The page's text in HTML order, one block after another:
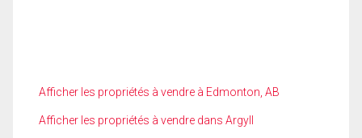
Afficher les propriétés à vendre à Edmonton, AB
Afficher les propriétés à vendre dans Argyll